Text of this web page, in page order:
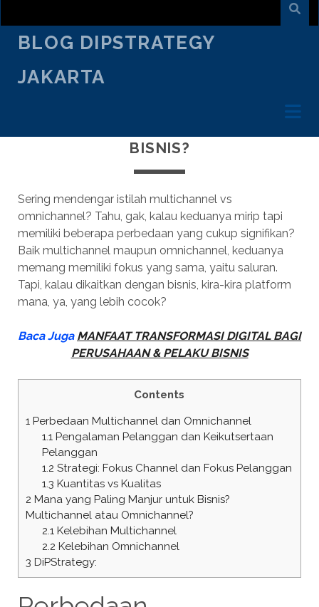
BLOG DIPSTRATEGY
JAKARTA
MULTICHANNEL VS OMNICHANNEL:
BISNIS?
Sering mendengar istilah multichannel vs
omnichannel? Tahu, gak, kalau keduanya mirip tapi
memiliki beberapa perbedaan yang cukup signifikan?
Baik multichannel maupun omnichannel, keduanya
memang memiliki fokus yang sama, yaitu saluran.
Tapi, kalau dikaitkan dengan bisnis, kira-kira platform
mana, ya, yang lebih cocok?
Baca Juga MANFAAT TRANSFORMASI DIGITAL BAGI
PERUSAHAAN & PELAKU BISNIS
Contents
1Perbedaan Multichannel dan Omnichannel
1.1Pengalaman Pelanggan dan Keikutsertaan
Pelanggan
1.2 Strategi: Fokus Channel dan Fokus Pelanggan
1.3 Kuantitas vs Kualitas
2 Mana yang Paling Manjur untuk Bisnis?
Multichannel atau Omnichannel?
2.1Kelebihan Multichannel
2.2 Kelebihan Omnichannel
3 DiPStrategy: